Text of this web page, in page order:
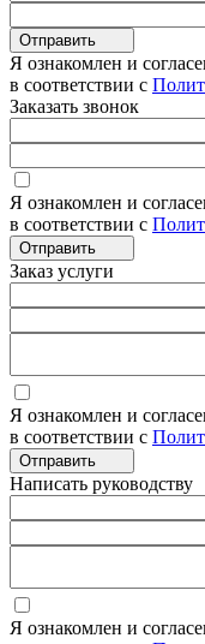
Отправить
Я ознакомлен и
в соответствии с
Заказать звонок
Я ознакомлен и
в соответствии с
Отправить
Заказ услуги
Я ознакомлен и
в соответствии с
Отправить
Написать руководству
Я ознакомлен и